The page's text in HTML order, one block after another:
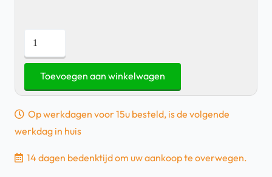
Honeywell
laadstation,
Sleufs
CT50-
CB-
0
Toevoegen aan winkelwagen
Op werkdagen voor 15u besteld, is de volgende
werkdag in huis
14 dagen bedenktijd om uw aankoop te overwegen.